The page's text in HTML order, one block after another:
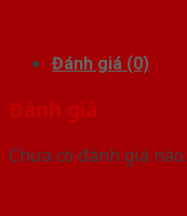
Đánh giá (0)
Đánh giá
Chưa có đánh giá nào.